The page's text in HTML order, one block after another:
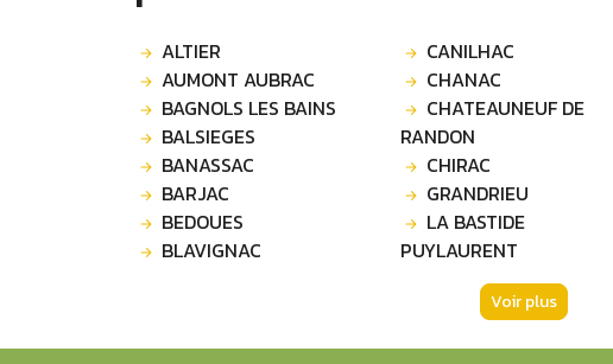
ALTIER
AUMONT AUBRAC
BAGNOLS LES BAINS
BALSIEGES
BANASSAC
BARJAC
BEDOUES
BLAVIGNAC
CANILHAC
CHANAC
CHATEAUNEUF DE
RANDON
CHIRAC
GRANDRIEU
LA BASTIDE
PUYLAURENT
Voir plus